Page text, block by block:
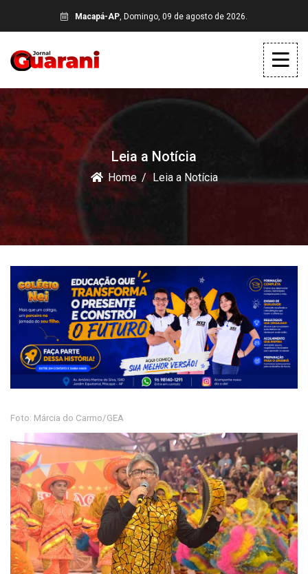
Macapá-AP, Domingo, 09 de agosto de 2026.
Leia a Notícia
Home Leia a Notícia
Foto: Márcia do Carmo/GEA